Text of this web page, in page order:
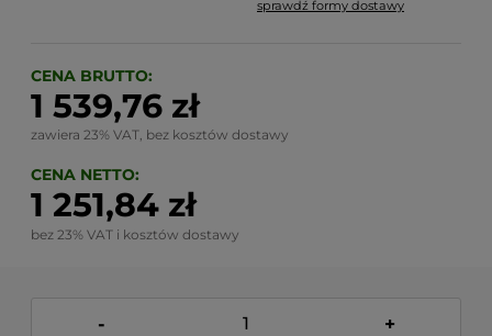
Cena nie zawiera ewentualnych kosztów płatności
sprawdź formy dostawy
CENA BRUTTO:
1 539,76 zł
zawiera 23% VAT, bez kosztów dostawy
CENA NETTO:
1 251,84 zł
bez 23% VAT i kosztów dostawy
- +